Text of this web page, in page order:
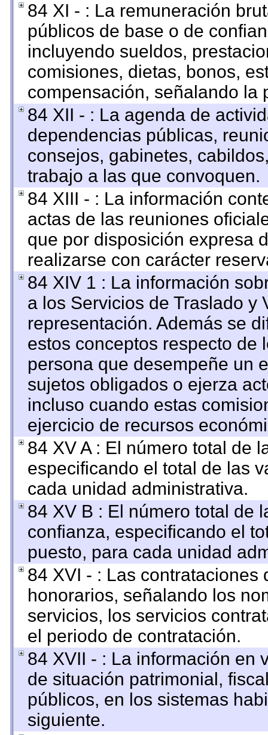
84 XI - : La remuneración
públicos de base o de
incluyendo sueldos,
comisiones, dietas, bonos,
compensación, señalando la
84 XII - : La agenda de
dependencias públicas,
consejos, gabinetes,
trabajo a las que convoquen.
84 XIII - : La información
actas de las reuniones
que por disposición expresa
realizarse con carácter
84 XIV 1 : La información
a los Servicios de Traslado y
representación. Además se
estos conceptos respecto de
persona que desempeñe un
sujetos obligados o ejerza
incluso cuando estas
ejercicio de recursos
84 XV A : El número total de
especificando el total de las
cada unidad administrativa.
84 XV B : El número total de
confianza, especificando el
puesto, para cada unidad
84 XVI - : Las
honorarios, señalando los
servicios, los servicios
el periodo de contratación.
84 XVII - : La información en
de situación patrimonial,
públicos, en los sistemas
siguiente.